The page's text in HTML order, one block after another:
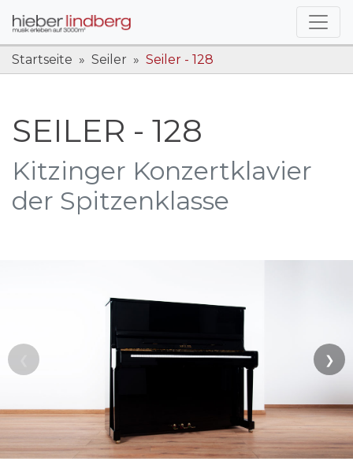
Startseite Seiler Seiler - 128
SEILER - 128
Kitzinger Konzertklavier
der Spitzenklasse